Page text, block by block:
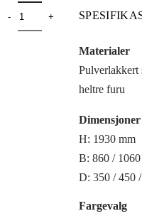
Kontorskap, høyt antall
Materialer
Pulverlakkert
heltre furu
Dimensjoner
H: 1930 mm
B: 860 /
D: 350 / 450
Fargevalg